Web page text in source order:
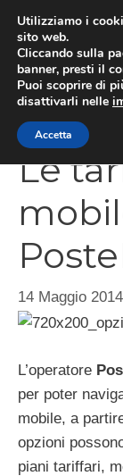
contenuto
Le
14 Maggio 2014
L’operatore
per poter
mobile, a
opzioni
piani tariffari,
Utilizziamo i
sito web.
Cliccando sulla
banner, presti il
Puoi scoprire di
disattivarli nelle
Accetta